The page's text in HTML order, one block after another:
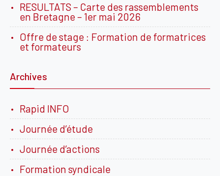
RESULTATS – Carte des rassemblements
en Bretagne – 1er mai 2026
Offre de stage : Formation de formatrices
et formateurs
Archives
Rapid INFO
Journée d’étude
Journée d’actions
Formation syndicale